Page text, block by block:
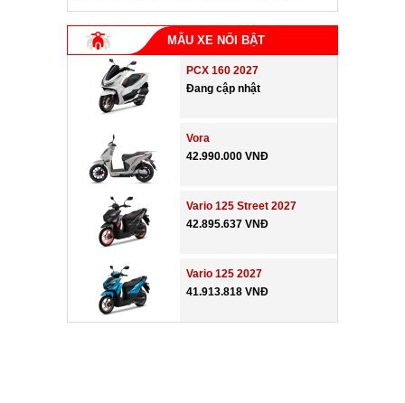
MẪU XE NỔI BẬT
PCX 160 2027
Đang cập nhật
Vora
42.990.000 VNĐ
Vario 125 Street 2027
42.895.637 VNĐ
Vario 125 2027
41.913.818 VNĐ